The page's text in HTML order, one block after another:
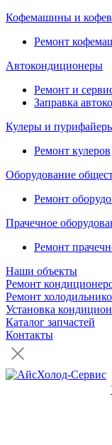
Кофемашины и
Ремонт
Автокондиционеры
Ремонт и
Заправка
Кулеры и
Ремонт кулеров
Оборудование
Ремонт
Прачечное
Ремонт
Наши объекты
Ремонт
Ремонт
Установка
Каталог запчастей
Контакты